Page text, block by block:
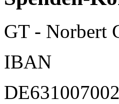
GT - Norbert
IBAN